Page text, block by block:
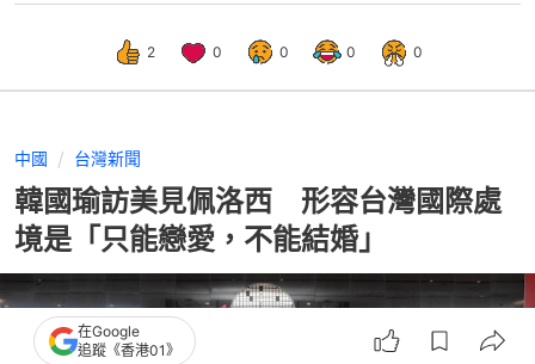
2 0 0 0 0
中國 台灣新聞
韓國瑜訪美見佩洛西 形容台灣國際處
境是「只能戀愛，不能結婚」
在Google
追蹤《香港01》